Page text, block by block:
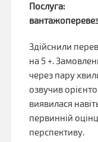
Послуга:
Здійснили
на 5 +.
через пару
озвучив
виявилася
первинній
перспективу.